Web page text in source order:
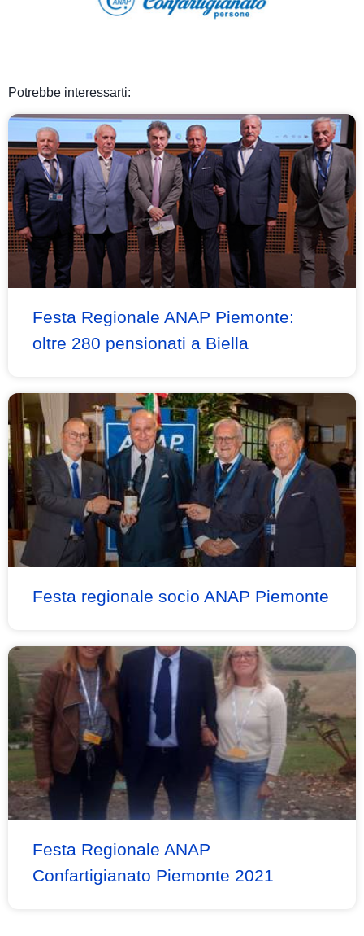
Potrebbe interessarti:
Festa Regionale ANAP Piemonte:
oltre 280 pensionati a Biella
Festa regionale socio ANAP Piemonte
Festa Regionale ANAP
Confartigianato Piemonte 2021